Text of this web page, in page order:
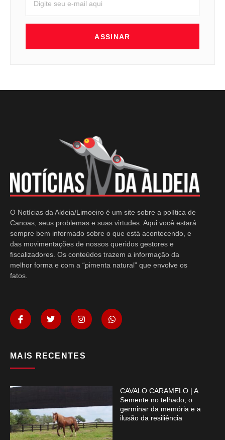
ASSINAR
O Notícias da Aldeia/Limoeiro é um site sobre a política de
Canoas, seus problemas e suas virtudes. Aqui você estará
sempre bem informado sobre o que está acontecendo, e
das movimentações de nossos queridos gestores e
fiscalizadores. Os conteúdos trazem a informação da
melhor forma e com a “pimenta natural” que envolve os
fatos.
MAIS RECENTES
CAVALO CARAMELO | A
Semente no telhado, o
germinar da memória e a
ilusão da resiliência